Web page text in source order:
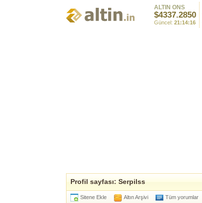
ALTIN ONS
$4337.2850
Güncel: 21:14:16
Profil sayfası: Serpilss
Sitene Ekle Altın Arşivi Tüm yorumlar